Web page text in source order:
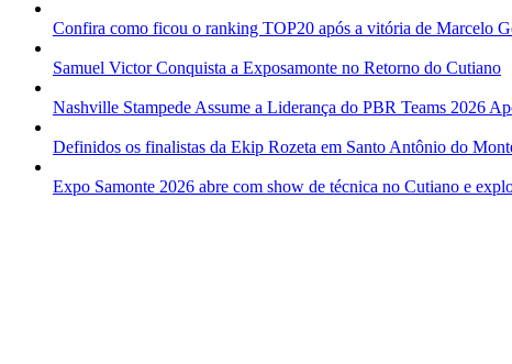
Confira como ficou o ranking TOP20 após a vitória de Marcelo
Samuel Victor Conquista a Exposamonte no Retorno do Cutiano
Nashville Stampede Assume a Liderança do PBR Teams 2026
Definidos os finalistas da Ekip Rozeta em Santo Antônio do
Expo Samonte 2026 abre com show de técnica no Cutiano e